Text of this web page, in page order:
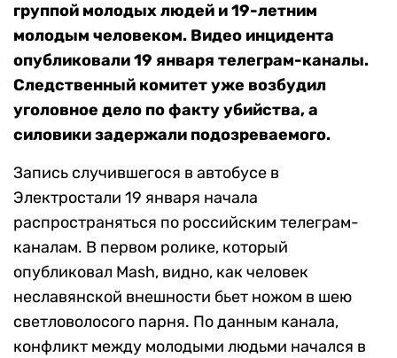
группой молодых людей и 19-летним
молодым человеком. Видео инцидента
опубликовали 19 января телеграм-каналы.
Следственный комитет уже возбудил
уголовное дело по факту убийства, а
силовики задержали подозреваемого.
Запись случившегося в автобусе в
Электростали 19 января начала
распространяться по российским телеграм-
каналам. В первом ролике, который
опубликовал Mash, видно, как человек
неславянской внешности бьет ножом в шею
светловолосого парня. По данным канала,
конфликт между молодыми людьми начался в